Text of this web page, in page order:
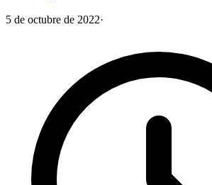
5 de octubre de 2022·